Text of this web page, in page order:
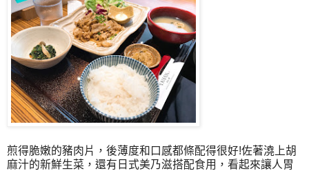
煎得脆嫩的豬肉片，後薄度和口感都條配得很好!佐著澆上胡
麻汁的新鮮生菜，還有日式美乃滋搭配食用，看起來讓人胃